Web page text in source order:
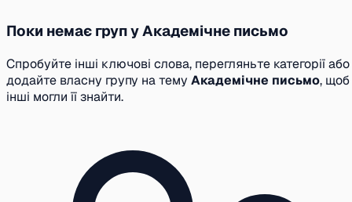
Поки немає груп у Академічне письмо
Спробуйте інші ключові слова, перегляньте категорії або
додайте власну групу на тему Академічне письмо, щоб
інші могли її знайти.